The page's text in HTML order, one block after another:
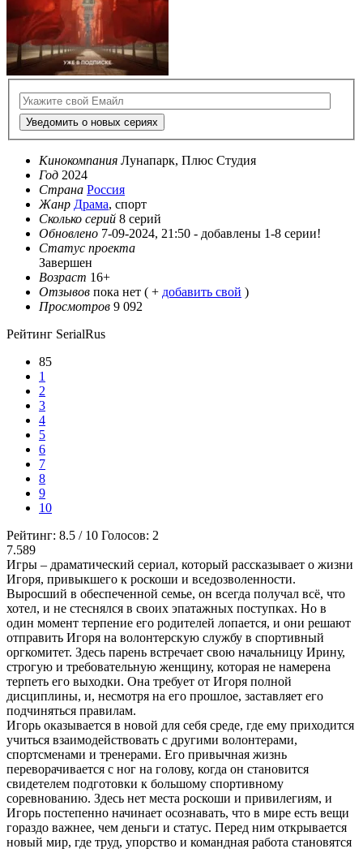
Уведомить о новых сериях
Кинокомпания Лунапарк, Плюс Студия
Год 2024
Страна Россия
Жанр Драма, спорт
Сколько серий 8 серий
Обновлено 7-09-2024, 21:50 - добавлены 1-8 серии!
Статус проекта
Завершен
Возраст 16+
Отзывов пока нет ( + добавить свой )
Просмотров 9 092
Рейтинг SerialRus
85
1
2
3
4
5
6
7
8
9
10
Рейтинг: 8.5 / 10 Голосов: 2
7.589
Игры – драматический сериал, который рассказывает о жизни
Игоря, привыкшего к роскоши и вседозволенности.
Выросший в обеспеченной семье, он всегда получал всё, что
хотел, и не стеснялся в своих эпатажных поступках. Но в
один момент терпение его родителей лопается, и они решают
отправить Игоря на волонтерскую службу в спортивный
оргкомитет. Здесь парень встречает свою начальницу Ирину,
строгую и требовательную женщину, которая не намерена
терпеть его выходки. Она требует от Игоря полной
дисциплины, и, несмотря на его прошлое, заставляет его
подчиняться правилам.
Игорь оказывается в новой для себя среде, где ему приходится
учиться взаимодействовать с другими волонтерами,
спортсменами и тренерами. Его привычная жизнь
переворачивается с ног на голову, когда он становится
свидетелем подготовки к большому спортивному
соревнованию. Здесь нет места роскоши и привилегиям, и
Игорь постепенно начинает осознавать, что в мире есть вещи
гораздо важнее, чем деньги и статус. Перед ним открывается
новый мир, где труд, упорство и командная работа становятся